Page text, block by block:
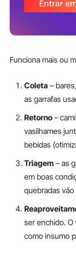
Funciona mais ou
Coleta –
as garrafas
Retorno –
vasilhames
bebidas
Triagem – as
em boas
quebradas vão
ser enchido.
como insumo